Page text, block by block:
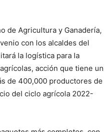
de Agricultura y Ganadería,
con los alcaldes del
la logística para la
acción que tiene un
de 400,000 productores de
del ciclo agrícola 2022-